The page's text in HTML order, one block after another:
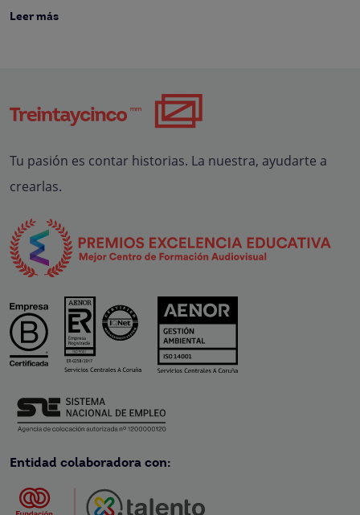
Leer más
Tu pasión es contar historias. La nuestra, ayudarte a
crearlas.
Entidad colaboradora con: